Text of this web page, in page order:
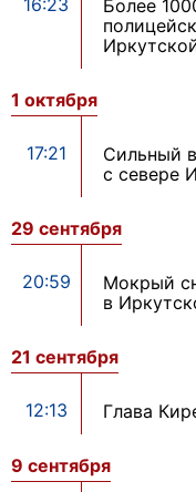
16:23
Более
1 октября
17:21
Сильный
с севере
29 сентября
20:59
Мокрый
в
21 сентября
12:13 Глава
9 сентября